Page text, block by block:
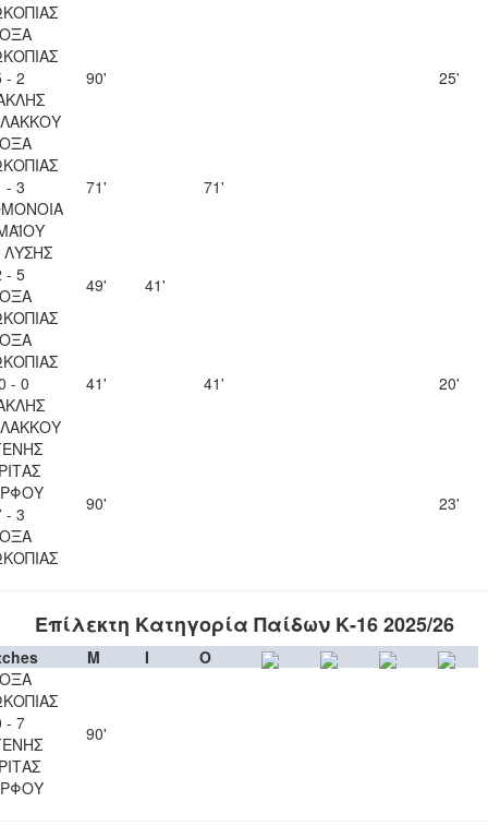
- 2
90' 25'
- 3
71' 71'
ΛΥΣΗΣ
- 5
49' 41'
- 0
41' 41' 20'
- 3
90' 23'
Επίλεκτη Κατηγορία Παίδων Κ-16 2025/26
M I
O
- 7
90'